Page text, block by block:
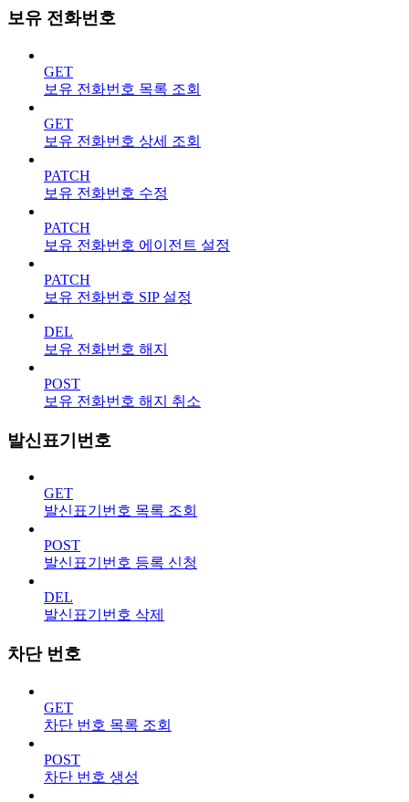
보유 전화번호
GET
보유 전화번호 목록 조회
GET
보유 전화번호 상세 조회
PATCH
보유 전화번호 수정
PATCH
보유 전화번호 에이전트 설정
PATCH
보유 전화번호 SIP 설정
DEL
보유 전화번호 해지
POST
보유 전화번호 해지 취소
발신표기번호
GET
발신표기번호 목록 조회
POST
발신표기번호 등록 신청
DEL
발신표기번호 삭제
차단 번호
GET
차단 번호 목록 조회
POST
차단 번호 생성